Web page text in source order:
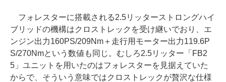
フォレスターに搭載される2.5リッターストロングハイ
ブリッドの機構はクロストレックを受け継いでおり、エ
ンジン出力160PS/209Nm＋走行用モーター出力119.6P
S/270Nmという数値も同じ。むしろ2.5リッター「FB2
5」ユニットを用いたのはフォレスターを見据えていた
からで、そういう意味ではクロストレックが贅沢な仕様